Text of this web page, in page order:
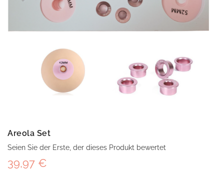
Areola Set
Seien Sie der Erste, der dieses Produkt bewertet
39,97 €